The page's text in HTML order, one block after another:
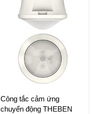
Công tắc cảm ứng
chuyển động THEBEN